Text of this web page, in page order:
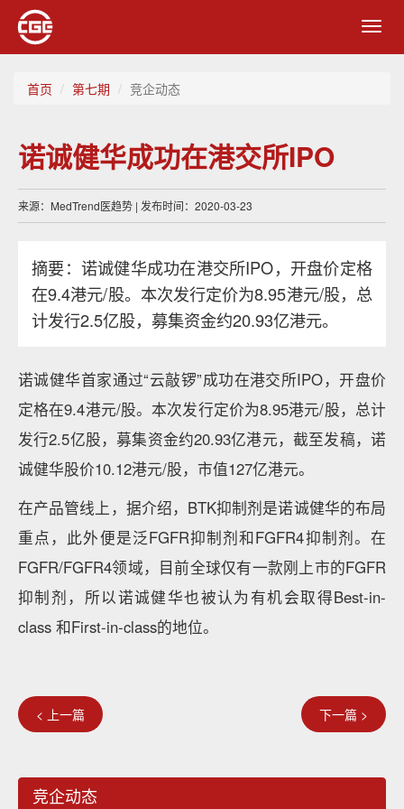
首页 第七期 竞企动态
诺诚健华成功在港交所IPO
来源：MedTrend医趋势 | 发布时间：2020-03-23
摘要：诺诚健华成功在港交所IPO，开盘价定格
在9.4港元/股。本次发行定价为8.95港元/股，总
计发行2.5亿股，募集资金约20.93亿港元。
诺诚健华首家通过“云敲锣”成功在港交所IPO，开盘价
定格在9.4港元/股。本次发行定价为8.95港元/股，总计
发行2.5亿股，募集资金约20.93亿港元，截至发稿，诺
诚健华股价10.12港元/股，市值127亿港元。
在产品管线上，据介绍，BTK抑制剂是诺诚健华的布局
重点，此外便是泛FGFR抑制剂和FGFR4抑制剂。在
FGFR/FGFR4领域，目前全球仅有一款刚上市的FGFR
抑制剂，所以诺诚健华也被认为有机会取得Best-in-
class 和First-in-class的地位。
< 上一篇 下一篇 >
竞企动态